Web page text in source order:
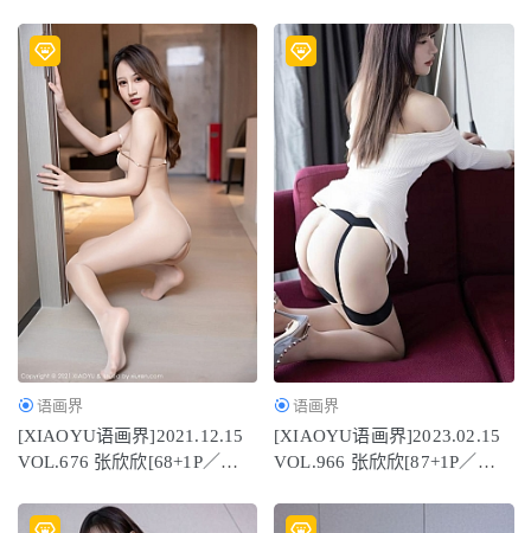
语画界
[XIAOYU语画界]2021.12.15
VOL.676 张欣欣[68+1P／
语画界
[XIAOYU语画界]2023.02.15
VOL.966 张欣欣[87+1P／